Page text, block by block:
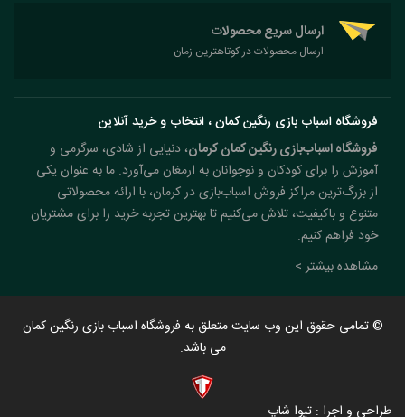
ارسال سریع محصولات
ارسال محصولات در کوتاهترین زمان
فروشگاه اسباب بازی رنگین کمان ، انتخاب و خرید آنلاین
فروشگاه اسباب‌بازی رنگین کمان کرمان، دنیایی از شادی، سرگرمی و
آموزش را برای کودکان و نوجوانان به ارمغان می‌آورد. ما به عنوان یکی
از بزرگ‌ترین مراکز فروش اسباب‌بازی در کرمان، با ارائه محصولاتی
متنوع و باکیفیت، تلاش می‌کنیم تا بهترین تجربه خرید را برای مشتریان
خود فراهم کنیم.
مشاهده بیشتر >
© تمامی حقوق این وب سایت متعلق به فروشگاه اسباب بازی رنگین کمان
می باشد.
طراحی و اجرا : تیوا شاپ